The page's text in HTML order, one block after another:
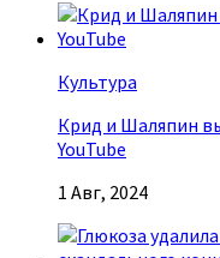
Культура
Крид и Шаляпин
YouTube
1 Авг, 2024